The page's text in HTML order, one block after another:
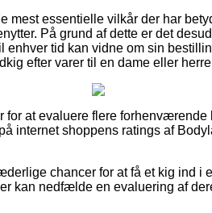
mest essentielle vilkår der har
På grund af dette er det
enhver tid kan vidne om sin
efter varer til en dame eller
for at evaluere flere
internet shoppens ratings af
chancer for at få et kig ind i
kan nedfælde en evaluering af